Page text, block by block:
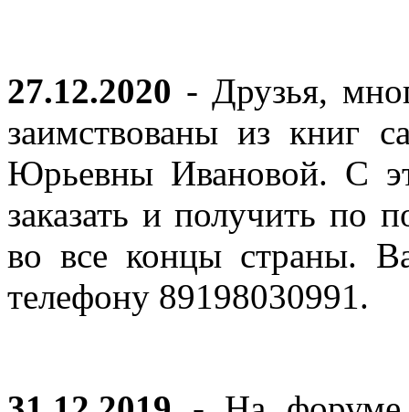
27.12.2020 - Друзья,
заимствованы из книг
Юрьевны Ивановой. С
заказать и получить по
во все концы страны.
телефону 89198030991.